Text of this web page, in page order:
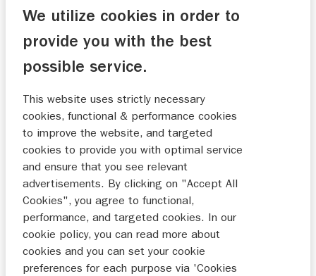
Heb alleen maar goede en positieve behandeling
gehad bij dit bedrijf.
Visser
21-11-2025
Geen toelichting
13-11-2025
We utilize cookies in order to
provide you with the best
possible service.
This website uses strictly necessary
cookies, functional & performance cookies
to improve the website, and targeted
cookies to provide you with optimal service
and ensure that you see relevant
advertisements. By clicking on "Accept All
Cookies", you agree to functional,
performance, and targeted cookies. In our
cookie policy, you can read more about
cookies and you can set your cookie
preferences for each purpose via 'Cookies